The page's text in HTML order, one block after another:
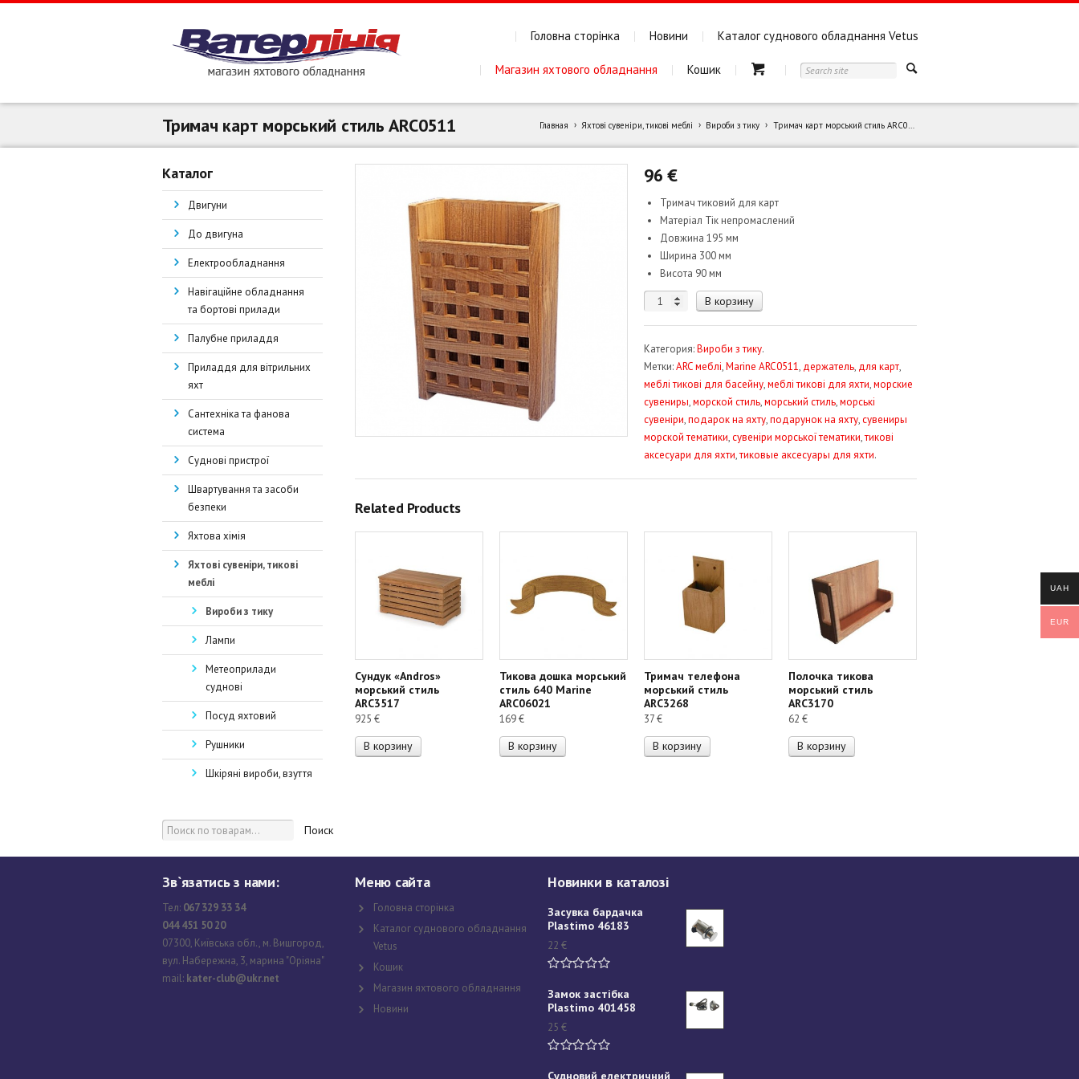
Головна сторінка Новини Каталог суднового обладнання Vetus
Магазин яхтового обладнання Кошик
Главная Яхтові сувеніри, тикові меблі Вироби з тику Тримач карт морський стиль ARC0511
Тримач карт морський стиль ARC0511
96€
Тримач тиковий для карт
Матеріал Тік непромаслений
Довжина 195 мм
Ширина 300 мм
Висота 90 мм
Количество
карт
морський
стиль
ARC0511
В корзину
Категория:Вироби з тику.
Метки:ARC меблі,Marine ARC0511, держатель, для карт,
меблі тикові для басейну,меблі тикові для яхти,морские
сувениры,морской стиль,морський стиль,морські
сувеніри,подарок на яхту,подарунок на яхту,сувениры
морской тематики,сувеніри морської тематики,тикові
аксесуари для яхти,тиковые аксесуары для яхти.
Related Products
Сундук «Andros»
морський стиль
ARC3517
925 €
В корзину
Тикова дошка морський
стиль 640 Marine
ARC06021
169€
В корзину
Тримач телефона
морський стиль
ARC3268
37€
В корзину
Полочка тикова
морський стиль
ARC3170
62 €
В корзину
Каталог
Двигуни
До двигуна
Електрообладнання
Навігаційне обладнання
та бортові прилади
Палубне приладдя
Приладдя для вітрильних
яхт
Сантехніка та фанова
система
Суднові пристрої
Швартування та засоби
безпеки
Яхтова хімія
Яхтові сувеніри, тикові
меблі
Вироби з тику
Лампи
Метеоприлади
суднові
Посуд яхтовий
Рушники
Шкіряні вироби, взуття
Поиск
Зв`язатись з нами:
Тел: 067 329 33 34
044 451 50 20
07300, Київська обл., м. Вишгород,
вул. Набережна, 3, марина "Оріяна"
mail: kater-club@ukr.net
Меню сайта
Головна сторінка
Каталог суднового обладнання
Vetus
Кошик
Магазин яхтового обладнання
Новини
Новинки в каталозі
Засувка бардачка
Plastimo 46183
22 €
Замок застібка
Plastimo 401458
25 €
Судновий електричний
UAH
EUR